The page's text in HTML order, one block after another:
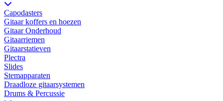
Capodasters
Gitaar koffers en hoezen
Gitaar Onderhoud
Gitaarriemen
Gitaarstatieven
Plectra
Slides
Stemapparaten
Draadloze gitaarsystemen
Drums & Percussie